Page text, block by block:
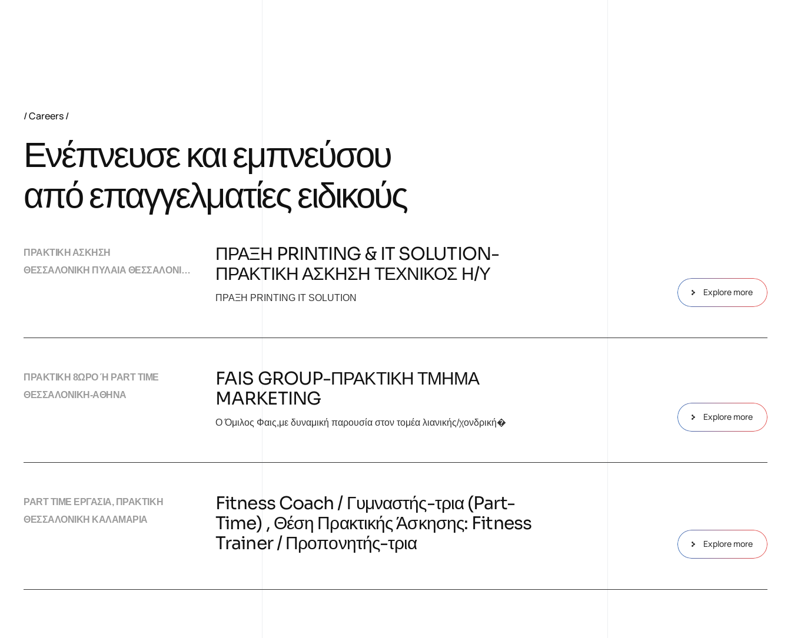
Careers
Ενέπνευσε και εμπνεύσου
από επαγγελματίες ειδικούς
ΠΡΑΚΤΙΚΗ ΑΣΚΗΣΗ
ΘΕΣΣΑΛΟΝΙΚΗ ΠΥΛΑΙΑ ΘΕΣΣΑΛΟΝΙΚΗΣ Αντ. Τρίτση 15-17, Πυλαία, Θεσσαλονίκη
ΠΡΑΞΗ PRINTING & IT SOLUTION-
ΠΡΑΚΤΙΚΗ ΑΣΚΗΣΗ ΤΕΧΝΙΚΟΣ Η/Υ
ΠΡΑΞΗ PRINTING IT SOLUTION
Explore more
ΠΡΑΚΤΙΚΗ 8ΩΡΟ Ή PART TIME
ΘΕΣΣΑΛΟΝΙΚΗ-ΑΘΗΝΑ
FAIS GROUP-ΠΡΑΚΤΙΚΗ ΤΜΗΜΑ
MARKETING
Ο Όμιλος Φαις,με δυναμική παρουσία στον τομέα λιανικής/χονδρική�
Explore more
PART TIME ΕΡΓΑΣΙΑ, ΠΡΑΚΤΙΚΗ
ΘΕΣΣΑΛΟΝΙΚΗ ΚΑΛΑΜΑΡΙΑ
Fitness Coach / Γυμναστής-τρια (Part-
Time) , Θέση Πρακτικής Άσκησης: Fitness
Trainer / Προπονητής-τρια
Explore more